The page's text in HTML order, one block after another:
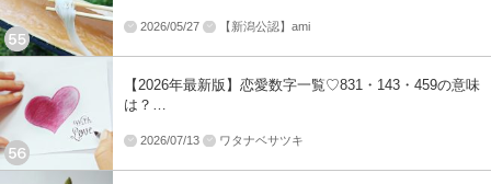
2026/05/27 【新潟公認】ami
【2026年最新版】恋愛数字一覧♡831・143・459の意味
は？…
2026/07/13 ワタナベサツキ